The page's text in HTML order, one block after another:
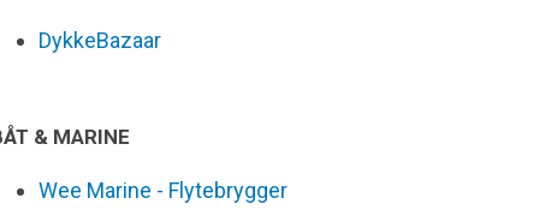
DykkeBazaar
& MARINE
Wee Marine - Flytebrygger